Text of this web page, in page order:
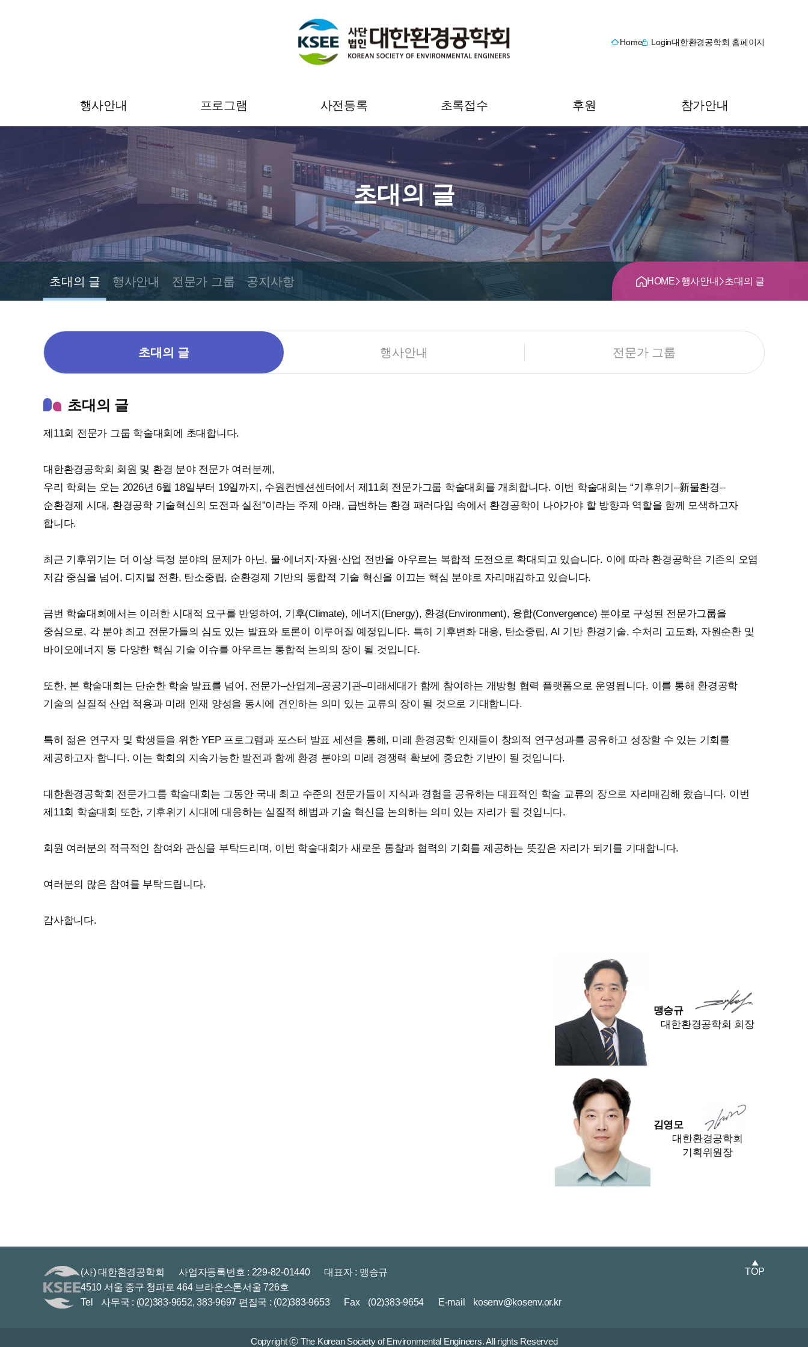
Home Login대한환경공학회 홈페이지
행사안내
초대의 글
행사안내
전문가 그룹
프로그램
프로그램
사전등록
온라인 사전등록
사전등록 조회 및 영수증
출력
초록접수
초록접수 안내
초록접수
초록접수 조회 및 수정
후원
후원 안내
후원 신청
후원내역 조회 및 수정
참가안내
오시는 길
숙박안내
초대의 글
초대의 글 행사안내 전문가 그룹 공지사항 HOME>행사안내 >초대의 글
초대의 글 행사안내 전문가 그룹
초대의 글
제11회 전문가 그룹 학술대회에 초대합니다.
대한환경공학회 회원 및 환경 분야 전문가 여러분께,
우리 학회는 오는 2026년 6월 18일부터 19일까지, 수원컨벤션센터에서 제11회 전문가그룹 학술대회를 개최합니다. 이번 학술대회는 “기후위기–新물환경–
순환경제 시대, 환경공학 기술혁신의 도전과 실천”이라는 주제 아래, 급변하는 환경 패러다임 속에서 환경공학이 나아가야 할 방향과 역할을 함께 모색하고자
합니다.
최근 기후위기는 더 이상 특정 분야의 문제가 아닌, 물·에너지·자원·산업 전반을 아우르는 복합적 도전으로 확대되고 있습니다. 이에 따라 환경공학은 기존의 오염
저감 중심을 넘어, 디지털 전환, 탄소중립, 순환경제 기반의 통합적 기술 혁신을 이끄는 핵심 분야로 자리매김하고 있습니다.
금번 학술대회에서는 이러한 시대적 요구를 반영하여, 기후(Climate), 에너지(Energy), 환경(Environment), 융합(Convergence) 분야로 구성된 전문가그룹을
중심으로, 각 분야 최고 전문가들의 심도 있는 발표와 토론이 이루어질 예정입니다. 특히 기후변화 대응, 탄소중립, AI 기반 환경기술, 수처리 고도화, 자원순환 및
바이오에너지 등 다양한 핵심 기술 이슈를 아우르는 통합적 논의의 장이 될 것입니다.
또한, 본 학술대회는 단순한 학술 발표를 넘어, 전문가–산업계–공공기관–미래세대가 함께 참여하는 개방형 협력 플랫폼으로 운영됩니다. 이를 통해 환경공학
기술의 실질적 산업 적용과 미래 인재 양성을 동시에 견인하는 의미 있는 교류의 장이 될 것으로 기대합니다.
특히 젊은 연구자 및 학생들을 위한 YEP 프로그램과 포스터 발표 세션을 통해, 미래 환경공학 인재들이 창의적 연구성과를 공유하고 성장할 수 있는 기회를
제공하고자 합니다. 이는 학회의 지속가능한 발전과 함께 환경 분야의 미래 경쟁력 확보에 중요한 기반이 될 것입니다.
대한환경공학회 전문가그룹 학술대회는 그동안 국내 최고 수준의 전문가들이 지식과 경험을 공유하는 대표적인 학술 교류의 장으로 자리매김해 왔습니다. 이번
제11회 학술대회 또한, 기후위기 시대에 대응하는 실질적 해법과 기술 혁신을 논의하는 의미 있는 자리가 될 것입니다.
회원 여러분의 적극적인 참여와 관심을 부탁드리며, 이번 학술대회가 새로운 통찰과 협력의 기회를 제공하는 뜻깊은 자리가 되기를 기대합니다.
여러분의 많은 참여를 부탁드립니다.
감사합니다.
맹승규
대한환경공학회 회장
김영모
대한환경공학회
기획위원장
(사) 대한환경공학회 사업자등록번호 : 229-82-01440
대표자 : 맹승규
4510 서울 중구 청파로 464 브라운스톤서울 726호
Tel
사무국 : (02)383-9652, 383-9697 편집국 : (02)383-9653 Fax (02)383-9654 E-mail kosenv@kosenv.or.kr
▲
TOP
Copyright ⓒ The Korean Society of Environmental Engineers. All rights Reserved